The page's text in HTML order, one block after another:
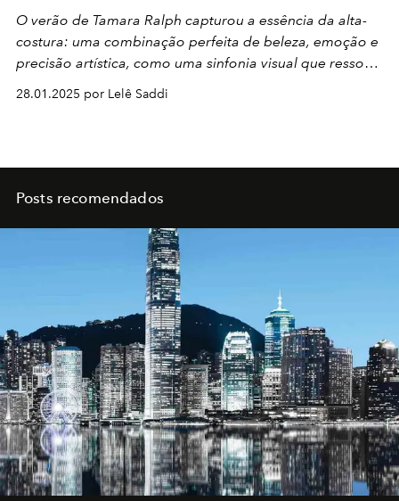
O verão de Tamara Ralph capturou a essência da alta-
costura: uma combinação perfeita de beleza, emoção e
precisão artística, como uma sinfonia visual que ressoou
28.01.2025 por Lelê Saddi
Posts recomendados